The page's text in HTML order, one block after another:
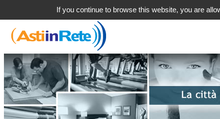
If you continue to browse this website, you are